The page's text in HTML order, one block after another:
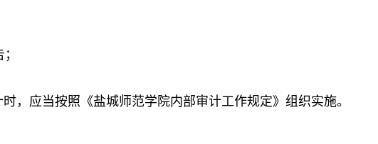
，应当按照《盐城师范学院内部审计工作规定》组织实施。